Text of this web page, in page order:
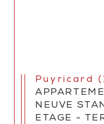
Puyricard
NEUVE
ETAGE -